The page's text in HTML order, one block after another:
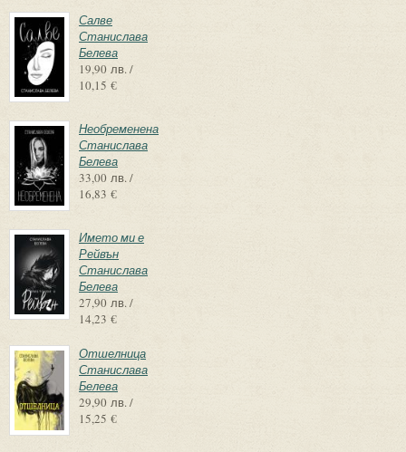
Салве
Станислава
Белева
19,90 лв. /
10,15 €
Необременена
Станислава
Белева
33,00 лв. /
16,83 €
Името ми е
Рейвън
Станислава
Белева
27,90 лв. /
14,23 €
Отшелница
Станислава
Белева
29,90 лв. /
15,25 €